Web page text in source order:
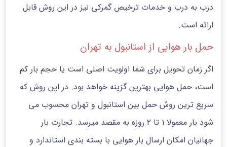
درب به درب و خدمات ترخیص گمرکی نیز در این روش قابل
ارائه است.
حمل بار هوایی از استانبول به تهران
اگر زمان تحویل برای شما اولویت اصلی است یا حجم بار کم
است، حمل هوایی بهترین گزینه خواهد بود. در این روش که
سریع ترین روش حمل بین استانبول و تهران محسوب می
شود بار معمولا ۱ تا ۲ روزه به مقصد میرسد. تجارت بار
جهانیان امکان ارسال بار هوایی با بسته بندی استاندارد و